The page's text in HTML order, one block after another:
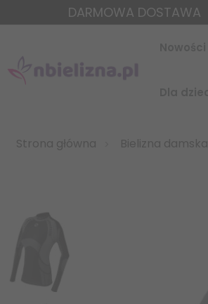
DARMOWA DOSTAWA
Strona główna Bielizna damska